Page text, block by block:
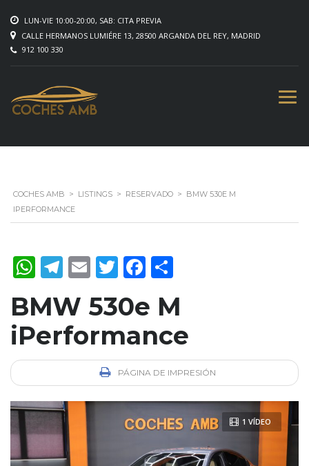
LUN-VIE 10:00-20:00, SAB: CITA PREVIA
CALLE HERMANOS LUMIÉRE 13, 28500 ARGANDA DEL REY, MADRID
912 100 330
COCHES AMB > LISTINGS > RESERVADO > BMW 530E M
IPERFORMANCE
WhatsApp
Telegram
EmailTwitterFacebook
BMW 530e M
iPerformance
PÁGINA DE IMPRESIÓN
1 VÍDEO